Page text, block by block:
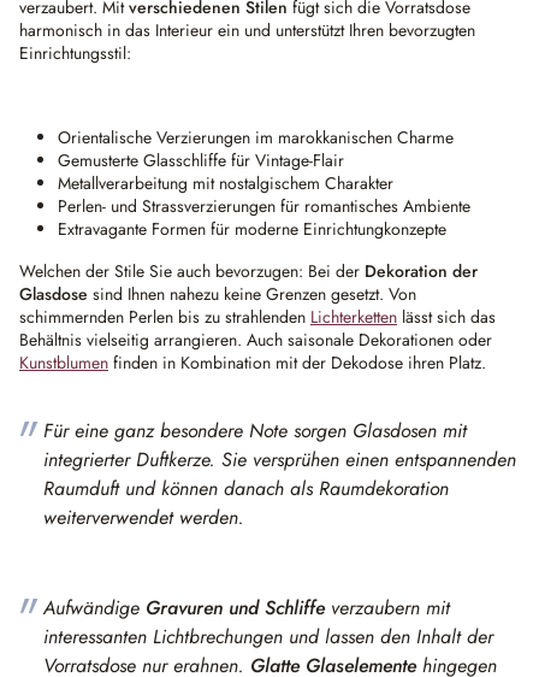
verzaubert. Mitverschiedenen Stilen fügt sich die Vorratsdose
harmonisch in das Interieur ein und unterstützt Ihren bevorzugten
Einrichtungsstil:
Orientalische Verzierungen im marokkanischen Charme
Gemusterte Glasschliffe für Vintage-Flair
Metallverarbeitung mit nostalgischem Charakter
Perlen- und Strassverzierungen für romantisches Ambiente
Extravagante Formen für moderne Einrichtungkonzepte
Welchen der Stile Sie auch bevorzugen: Bei der Dekoration der
Glasdose sind Ihnen nahezu keine Grenzen gesetzt. Von
schimmernden Perlen bis zu strahlenden Lichterketten lässt sich das
Behältnis vielseitig arrangieren. Auch saisonale Dekorationen oder
Kunstblumen finden in Kombination mit der Dekodose ihren Platz.
Für eine ganz besondere Note sorgen Glasdosen mit
integrierter Duftkerze. Sie versprühen einen entspannenden
Raumduft und können danach als Raumdekoration
weiterverwendet werden.
Aufwändige Gravuren und Schliffeverzaubern mit
interessanten Lichtbrechungen und lassen den Inhalt der
Vorratsdose nur erahnen. Glatte Glaselementehingegen